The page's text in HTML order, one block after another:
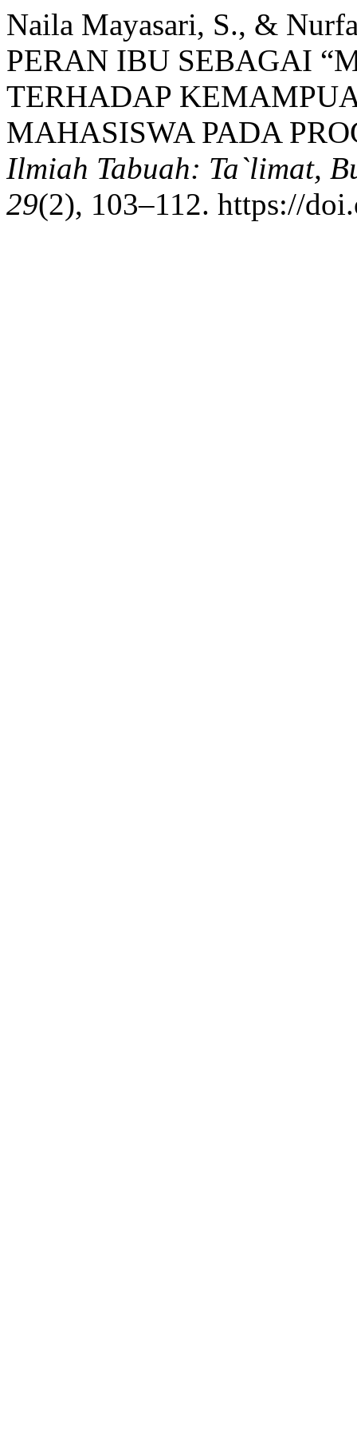
Naila Mayasari, S., &
PERAN IBU SEBAGAI
TERHADAP
MAHASISWA PADA
Ilmiah Tabuah: Ta`limat,
29(2), 103–112. https://